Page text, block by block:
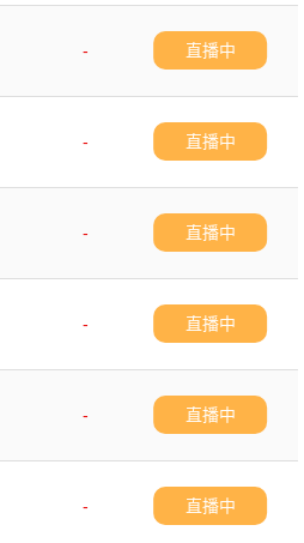
-
直播中
-
直播中
-
直播中
-
直播中
-
直播中
-
直播中